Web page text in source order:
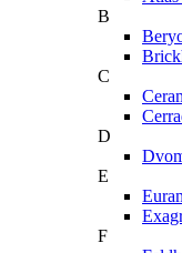
B
C
D
E
F